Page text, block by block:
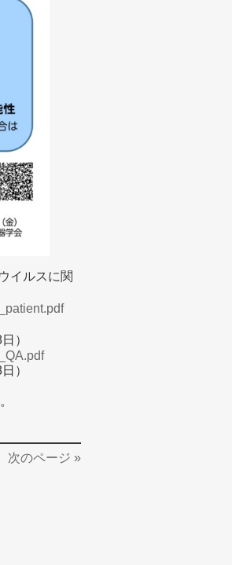
イルスに関
）
）
次のページ »